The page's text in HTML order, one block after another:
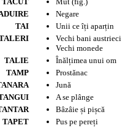
Negare
TAI
Unii ce îți aparțin
Vechi bani austrieci
Vechi monede
TALIE
Înălțimea unui om
TAMP
Prostănac
Jună
A se plânge
Bâzâie și pișcă
TAPET
Pus pe pereți